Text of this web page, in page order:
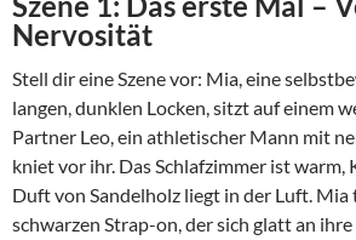
Nervosität
Stell dir eine Szene vor: Mia, eine
langen, dunklen Locken, sitzt auf einem
Partner Leo, ein athletischer Mann mit
kniet vor ihr. Das Schlafzimmer ist warm,
Duft von Sandelholz liegt in der Luft. Mia
schwarzen Strap-on, der sich glatt an